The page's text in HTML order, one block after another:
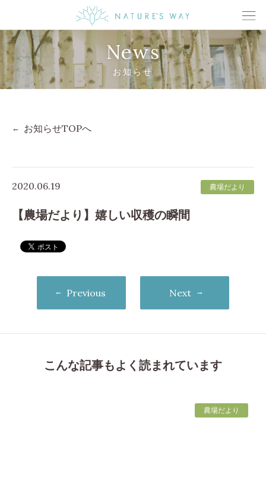
News
お知らせ
お知らせTOPへ
2020.06.19 農場だより
【農場だより】嬉しい収穫の瞬間
Previous Next
こんな記事もよく読まれています
農場だより